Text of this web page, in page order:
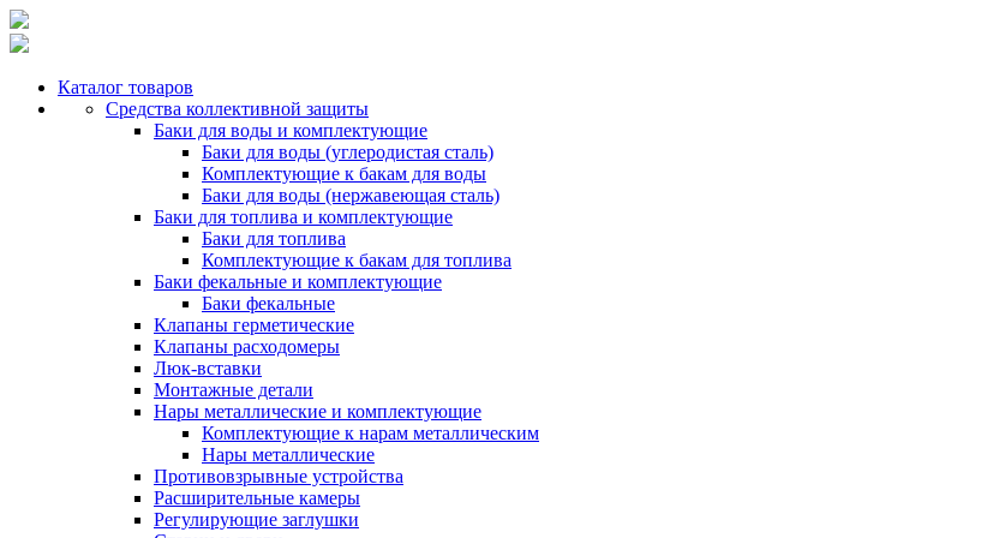
Каталог товаров
Средства коллективной защиты
Баки для воды и комплектующие
Баки для воды (углеродистая сталь)
Комплектующие к бакам для воды
Баки для воды (нержавеющая сталь)
Баки для топлива и комплектующие
Баки для топлива
Комплектующие к бакам для топлива
Баки фекальные и комплектующие
Баки фекальные
Клапаны герметические
Клапаны расходомеры
Люк-вставки
Монтажные детали
Нары металлические и комплектующие
Комплектующие к нарам металлическим
Нары металлические
Противовзрывные устройства
Расширительные камеры
Регулирующие заглушки